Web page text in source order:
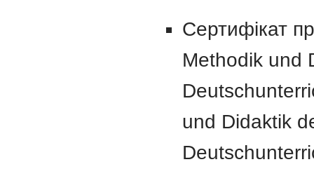
Сертифікат
Methodik und
und Didaktik